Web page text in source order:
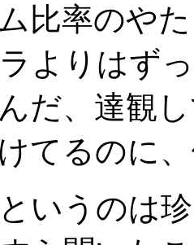
比率のや
よりはず
だ、達観
てるのに
いうのは